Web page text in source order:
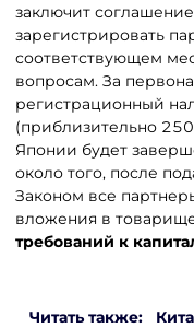
заключит
зарегистрировать
соответствующем
вопросам. За
регистрационный
(приблизительно
Японии будет
около того, после
Законом все
вложения в
требований к
Читать также: